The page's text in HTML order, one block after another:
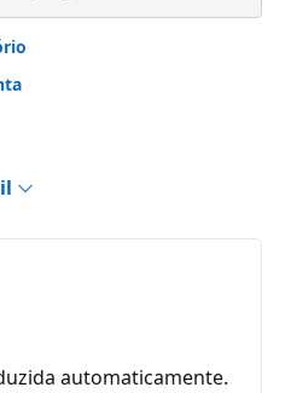
automaticamente.